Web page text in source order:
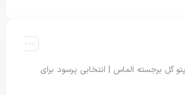
گل برجسته الماس | انتخابی پرسود برای